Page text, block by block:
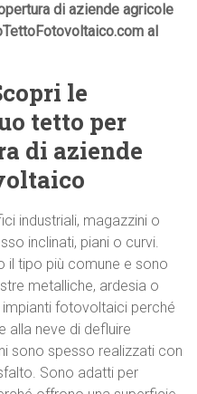
di aziende agricole
al
le
tetto per
di aziende
industriali, magazzini o
inclinati, piani o curvi.
il tipo più comune e sono
metalliche, ardesia o
fotovoltaici perché
alla neve di defluire
sono spesso realizzati con
Sono adatti per